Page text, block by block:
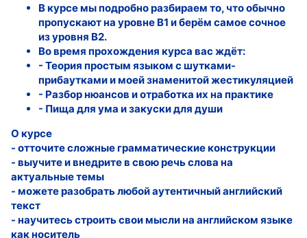
В курсе мы подробно разбираем то, что обычно
пропускают на уровне В1 и берём самое сочное
из уровня В2.
Во время прохождения курса вас ждёт:
- Теория простым языком с шутками-
прибаутками и моей знаменитой жестикуляцией
- Разбор нюансов и отработка их на практике
- Пища для ума и закуски для души
О курсе
- отточите сложные грамматические конструкции
- выучите и внедрите в свою речь слова на
актуальные темы
- можете разобрать любой аутентичный английский
текст
- научитесь строить свои мысли на английском языке
как носитель